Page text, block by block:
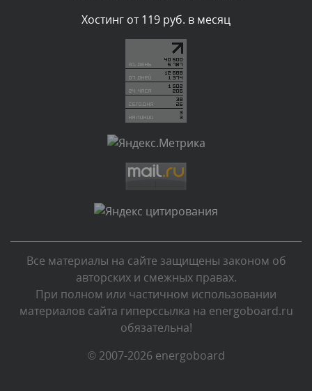
Комментарий проверяется
Текст комментария будет виден после проверки
Комментарий проверяется
Текст комментария будет виден после проверки
администратором.
Текст комментария будет виден после проверки
администратором.
Комментарий проверяется
Текст комментария будет виден после проверки
администратором.
Вчера, в 11:55
Комментарий проверяется
Хостинг от 119 руб. в месяц
Все материалы на сайте защищены законом об
авторских и смежных правах.
При полном или частичном использовании
материалов сайта гиперссылка на energoboard.ru
обязательна!
© 2007-2026 energoboard